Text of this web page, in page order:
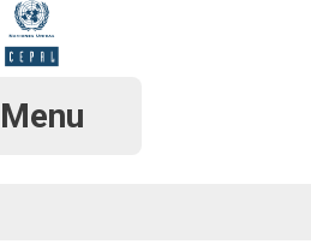
Menu